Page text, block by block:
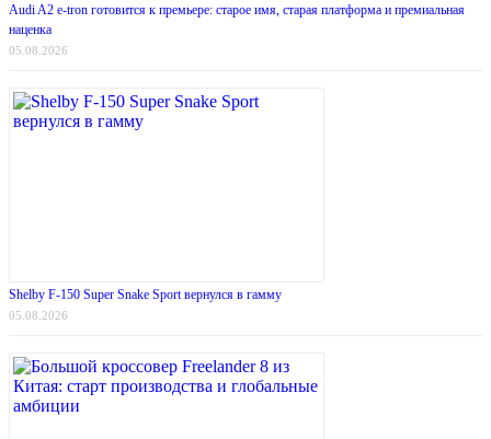
Audi A2 e-tron готовится к премьере: старое имя, старая платформа и премиальная
наценка
05.08.2026
Shelby F-150 Super Snake Sport вернулся в гамму
05.08.2026